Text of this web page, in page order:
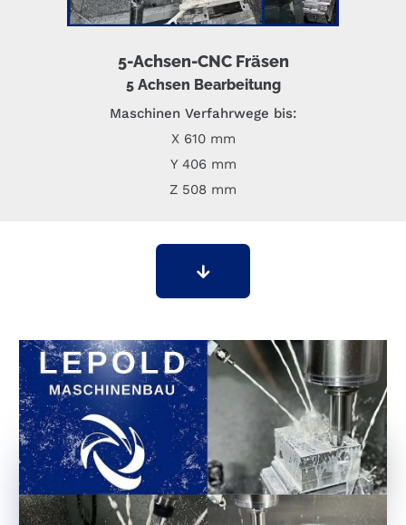
5-Achsen-CNC Fräsen
5 Achsen Bearbeitung
Maschinen Verfahrwege bis:
X 610 mm
Y 406 mm
Z 508 mm